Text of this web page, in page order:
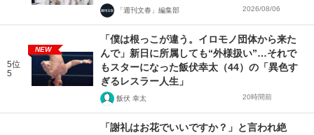
「週刊文春」編集部 2026/08/06
5位
5
NEW
「僕は根っこが違う。イロモノ団体から来た
んで」新日に所属しても“外様扱い”…それで
もスターになった飯伏幸太（44）の「異色す
ぎるレスラー人生」
飯伏 幸太 20時間前
「謝礼はお花でいいですか？」と言われ絶